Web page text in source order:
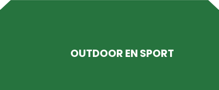
OUTDOOR EN SPORT